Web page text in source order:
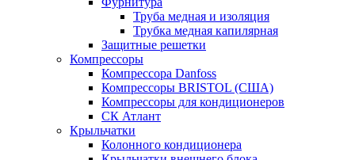
Труба медная и изоляция
Трубка медная капилярная
Защитные решетки
Компрессоры
Компрессора Danfoss
Компрессоры BRISTOL (США)
Компрессоры для кондиционеров
СК Атлант
Крыльчатки
Колонного кондиционера